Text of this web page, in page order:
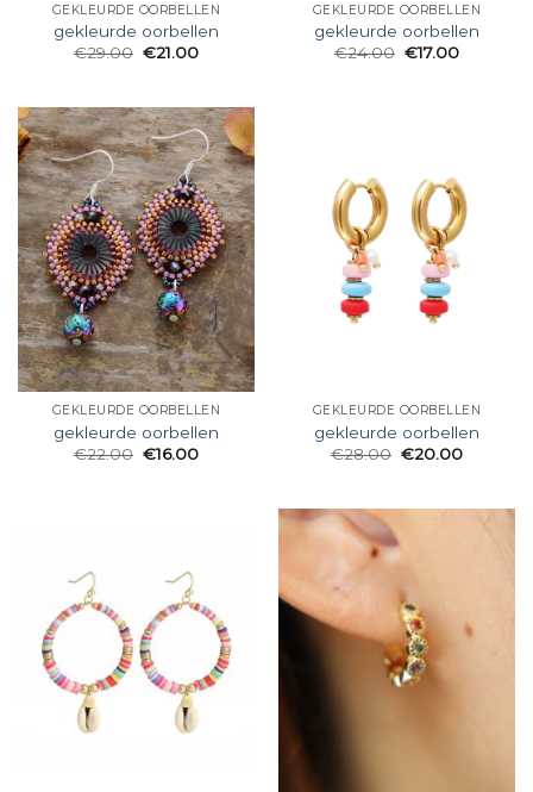
GEKLEURDE OORBELLEN
gekleurde oorbellen
€29.00 €21.00
GEKLEURDE OORBELLEN
gekleurde oorbellen
€24.00 €17.00
GEKLEURDE OORBELLEN
gekleurde oorbellen
€22.00 €16.00
GEKLEURDE OORBELLEN
gekleurde oorbellen
€28.00 €20.00